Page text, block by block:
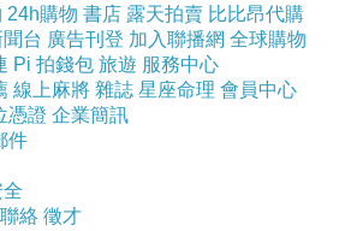
24h購物 書店 露天拍賣 比比昂代購
台 廣告刊登 加入聯播網 全球購物
Pi 拍錢包 旅遊 服務中心
線上麻將 雜誌 星座命理 會員中心
憑證 企業簡訊
件
絡 徵才